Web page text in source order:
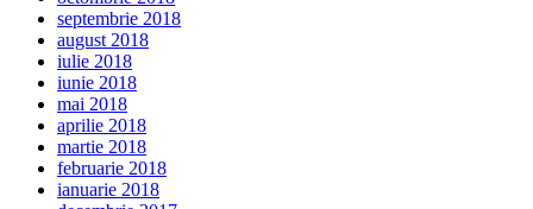
septembrie 2018
august 2018
iulie 2018
iunie 2018
mai 2018
aprilie 2018
martie 2018
februarie 2018
ianuarie 2018